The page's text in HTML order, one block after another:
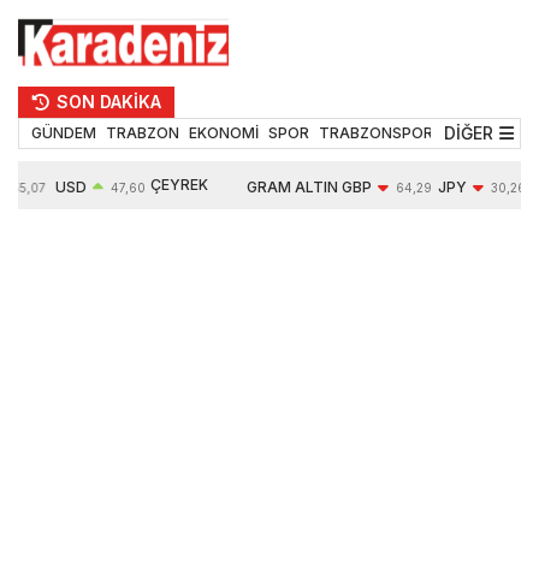
SON DAKİKA
GÜNDEM TRABZON EKONOMİ SPOR TRABZONSPOR TEKNOLOJİ
DİĞER
55,07 USD 47,60 ÇEYREK GRAM ALTIN GBP 64,29 JPY 30,26